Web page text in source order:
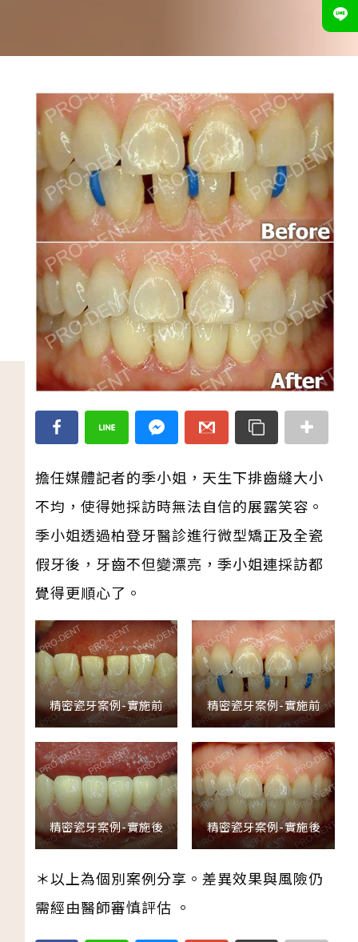
擔任媒體記者的季小姐，天生下排齒縫大小
不均，使得她採訪時無法自信的展露笑容。
季小姐透過柏登牙醫診進行微型矯正及全瓷
假牙後，牙齒不但變漂亮，季小姐連採訪都
覺得更順心了。
精密瓷牙案例-實施前 精密瓷牙案例-實施前
精密瓷牙案例-實施後 精密瓷牙案例-實施後
＊以上為個別案例分享。差異效果與風險仍
需經由醫師審慎評估 。